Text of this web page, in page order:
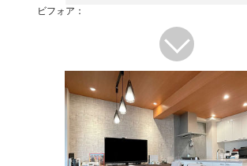
ビフォア：